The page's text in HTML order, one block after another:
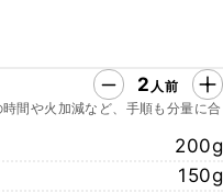
2 人前
間や火加減など、手順も分量に合
200g
150g